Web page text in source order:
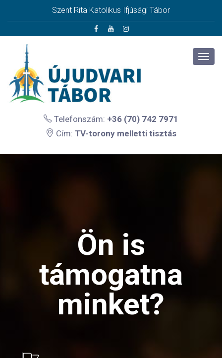
Szent Rita Katolikus Ifjúsági Tábor
Telefonszám: +36 (70) 742 7971
Cím: TV-torony melletti tisztás
Ön is
támogatna
minket?